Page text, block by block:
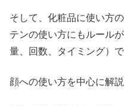
そして、化粧品に使い方
テンの使い方にもルール
量、回数、タイミング）で
顔への使い方を中心に解説